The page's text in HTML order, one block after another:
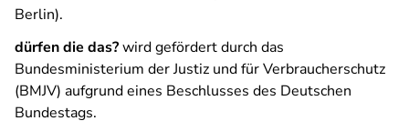
Berlin).
dürfen die das?wird gefördert durch das
Bundesministerium der Justiz und für Verbraucherschutz
(BMJV) aufgrund eines Beschlusses des Deutschen
Bundestags.